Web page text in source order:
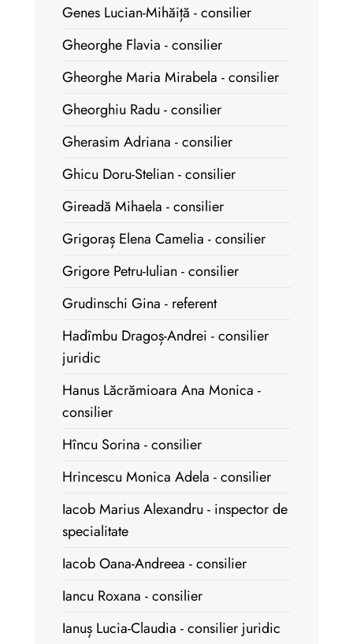
Genes Lucian-Mihăiță - consilier
Gheorghe Flavia - consilier
Gheorghe Maria Mirabela - consilier
Gheorghiu Radu - consilier
Gherasim Adriana - consilier
Ghicu Doru-Stelian - consilier
Gireadă Mihaela - consilier
Grigoraș Elena Camelia - consilier
Grigore Petru-Iulian - consilier
Grudinschi Gina - referent
Hadîmbu Dragoș-Andrei - consilier
juridic
Hanus Lăcrămioara Ana Monica -
consilier
Hîncu Sorina - consilier
Hrincescu Monica Adela - consilier
Iacob Marius Alexandru - inspector de
specialitate
Iacob Oana-Andreea - consilier
Iancu Roxana - consilier
Ianuș Lucia-Claudia - consilier juridic